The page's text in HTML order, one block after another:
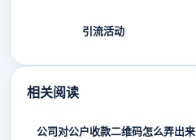
引流活动
相关阅读
公司对公户收款二维码怎么弄出来